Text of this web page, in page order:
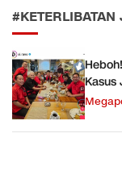
#KETERLIBATAN
Kasus